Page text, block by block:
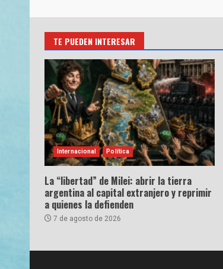
TE PUEDEN INTERESAR
Internacional Política
La “libertad” de Milei: abrir la tierra
argentina al capital extranjero y reprimir
a quienes la defienden
7 de agosto de 2026